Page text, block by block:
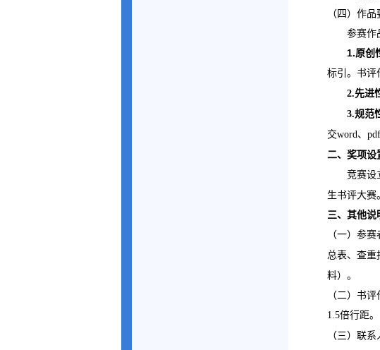
（四）作品
参赛作
1.原创
标引。书评
2.先进
3.规范
交word、 pdf
二、奖项设
竞赛设
生书评大赛。
三、其他说
（一）参
总表、查重
料）。
（二）书
1.5倍行距。
（三）联